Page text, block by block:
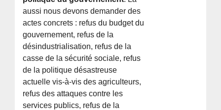
aussi nous devons demander des
actes concrets : refus du budget du
gouvernement, refus de la
désindustrialisation, refus de la
casse de la sécurité sociale, refus
de la politique désastreuse
actuelle vis-à-vis des agriculteurs,
refus des attaques contre les
services publics, refus de la